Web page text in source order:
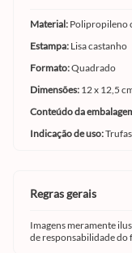
Material: Polipropileno
Estampa: Lisa castanho
Formato:Quadrado
Dimensões: 12 x 12,5
Conteúdo da
Indicação de uso:
regras gerais
Imagens meramente
de responsabilidade